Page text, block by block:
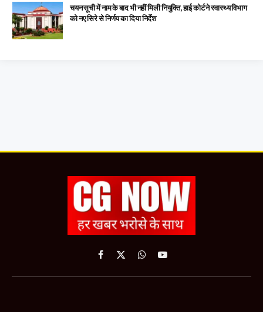
चयन सूची में नाम के बाद भी नहीं मिली नियुक्ति, हाई कोर्ट ने स्वास्थ्य विभाग
को नए सिरे से निर्णय का दिया निर्देश
Facebook
X
WhatsApp
YouTube